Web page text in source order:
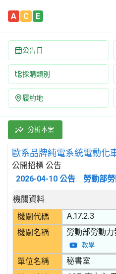
A C E
公告日
採購類別
履約地
歐系品牌純電系統電動化車
採購類別：財物類 機動車,拖
分析本案
歐系品牌純電系統電動化
公開招標 公告
2026-04-10 公告 勞動部
招標公告詳細內容
機關資料
機關代碼
A.17.2.3
機關名稱 勞動部勞動
教學
單位名稱 秘書室